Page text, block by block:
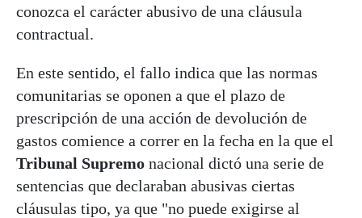
conozca el carácter abusivo de una cláusula
contractual.
En este sentido, el fallo indica que las normas
comunitarias se oponen a que el plazo de
prescripción de una acción de devolución de
gastos comience a correr en la fecha en la que el
Tribunal Supremo nacional dictó una serie de
sentencias que declaraban abusivas ciertas
cláusulas tipo, ya que "no puede exigirse al